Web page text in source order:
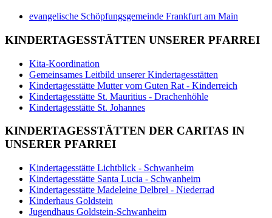
evangelische Schöpfungsgemeinde Frankfurt am Main
KINDERTAGESSTÄTTEN UNSERER PFARREI
Kita-Koordination
Gemeinsames Leitbild unserer Kindertagesstätten
Kindertagesstätte Mutter vom Guten Rat - Kinderreich
Kindertagesstätte St. Mauritius - Drachenhöhle
Kindertagesstätte St. Johannes
KINDERTAGESSTÄTTEN DER CARITAS IN
UNSERER PFARREI
Kindertagesstätte Lichtblick - Schwanheim
Kindertagesstätte Santa Lucia - Schwanheim
Kindertagesstätte Madeleine Delbrel - Niederrad
Kinderhaus Goldstein
Jugendhaus Goldstein-Schwanheim